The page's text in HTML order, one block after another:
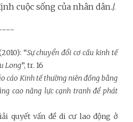
cuộc sống của nhân dân./.
“Sự chuyển đổi cơ cấu kinh tế
Long”, tr. 16
cáo Kinh tế thường niên đồng bằng
cao năng lực cạnh tranh để phát
quyết vấn đề di cư lao động ở